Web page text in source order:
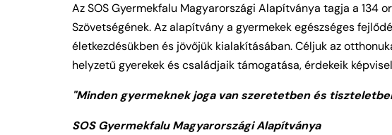
Az SOS Gyermekfalu Magyarországi Alapítványa tagja a 134
Szövetségének. Az alapítvány a gyermekek egészséges
életkezdésükben és jövőjük kialakításában. Céljuk az
helyzetű gyerekek és családjaik támogatása, érdekeik
"Minden gyermeknek joga van szeretetben és
SOS Gyermekfalu Magyarországi Alapítványa